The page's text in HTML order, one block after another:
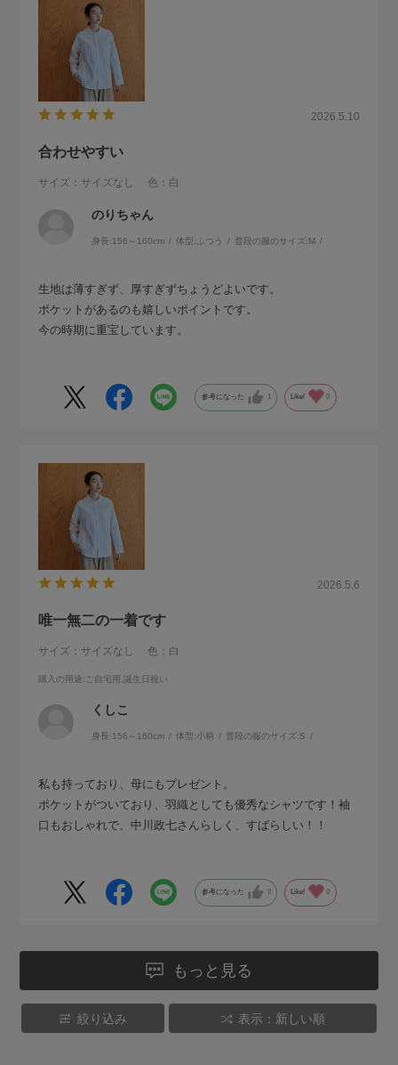
2026.5.10
合わせやすい
サイズ：サイズなし 色：白
のりちゃん
身長:156～160cm 体型: ふつう 普段の服のサイズ:M
生地は薄すぎず、厚すぎずちょうどよいです。
ポケットがあるのも嬉しいポイントです。
今の時期に重宝しています。
参考になった 1 Like! 0
2026.5.6
唯一無二の一着です
サイズ：サイズなし 色：白
購入の用途:ご自宅用,誕生日祝い
くしこ
身長:156～160cm 体型:小柄 普段の服のサイズ:S
私も持っており、母にもプレゼント。
ポケットがついており、羽織としても優秀なシャツです！袖
口もおしゃれで、中川政七さんらしく、すばらしい！！
参考になった 0 Like! 0
もっと見る
絞り込み 表示：新しい順